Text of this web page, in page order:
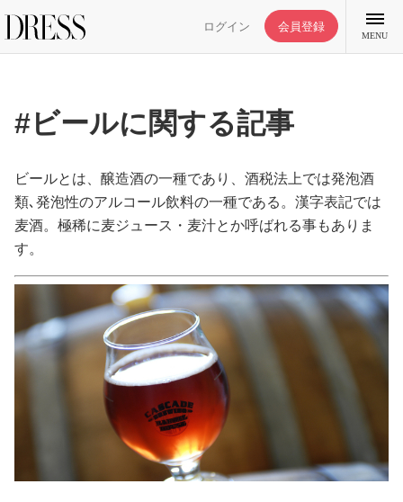
ログイン 会員登録
MENU
特集記事
DRESS部活
ライフスタイル
ファッション
恋愛/結婚/離婚
美容/健康
#ビールに関する記事
ビールとは、醸造酒の一種であり、酒税法上では発泡酒
類､発泡性のアルコール飲料の一種である。漢字表記では
麦酒。極稀に麦ジュース・麦汁とか呼ばれる事もありま
す。